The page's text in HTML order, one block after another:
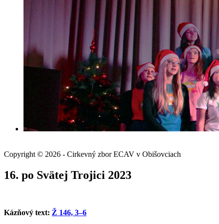
Copyright © 2026 - Cirkevný zbor ECAV v Obišovciach
16. po Svätej Trojici 2023
Kázňový text: Ž 146, 3–6